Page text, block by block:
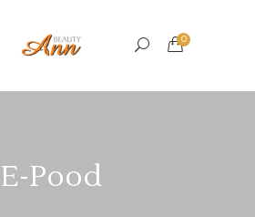
0
E-Pood